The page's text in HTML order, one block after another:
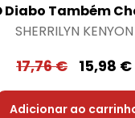
Diabo Também
SHERRILYN KENYON
17,76€ 15,98 €
Adicionar ao